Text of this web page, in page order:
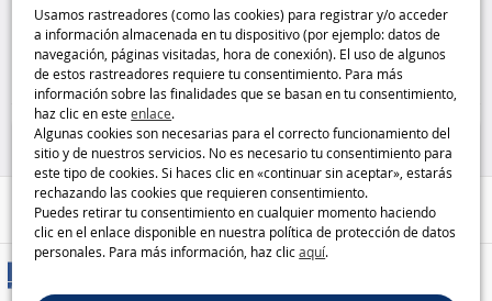
Usamos rastreadores (como las cookies) para registrar y/o acceder
a información almacenada en tu dispositivo (por ejemplo: datos de
navegación, páginas visitadas, hora de conexión). El uso de algunos
de estos rastreadores requiere tu consentimiento. Para más
información sobre las finalidades que se basan en tu consentimiento,
haz clic en esteenlace.
Algunas cookies son necesarias para el correcto funcionamiento del
sitio y de nuestros servicios. No es necesario tu consentimiento para
este tipo de cookies. Si haces clic en «continuar sin aceptar», estarás
rechazando las cookies que requieren consentimiento.
Puedes retirar tu consentimiento en cualquier momento haciendo
clic en el enlace disponible en nuestra política de protección de datos
personales. Para más información, haz clicaquí.
figura y cañon Disney Pixar
,95€
Toy Story
Patrulla Canina: La Súper Patrulla
– Chase Spin Master
39,95€
Ayuda / Contacto